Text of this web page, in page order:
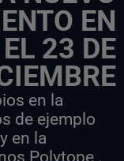
EN
23 DE
en la
de ejemplo
en la